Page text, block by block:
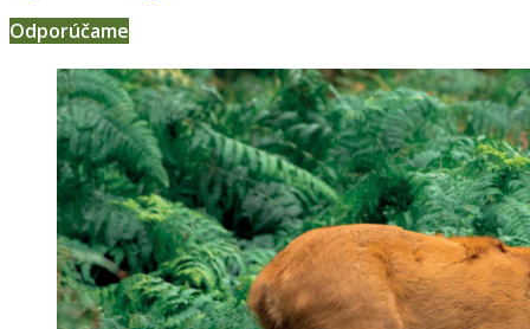
Odporúčame